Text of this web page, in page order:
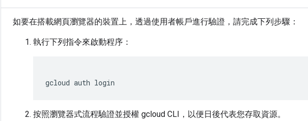
如要在搭載網頁瀏覽器的裝置上，透過使用者帳戶進行驗證，請完成下列步驟：
執行下列指令來啟動程序：
gcloud auth
按照瀏覽器式流程驗證並授權 gcloud CLI，以便日後代表您存取資源。